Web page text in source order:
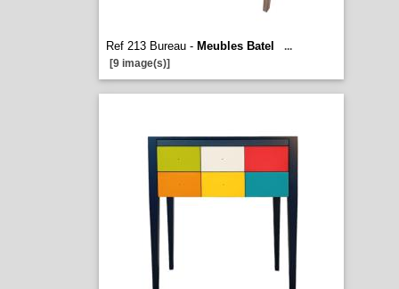
Ref 213 Bureau - Meubles Batel
...
[9 image(s)]